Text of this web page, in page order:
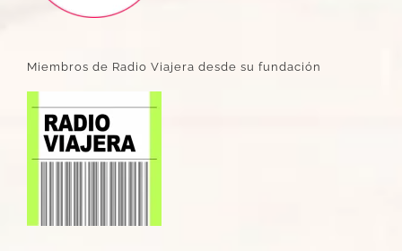
Miembros de Radio Viajera desde su fundación